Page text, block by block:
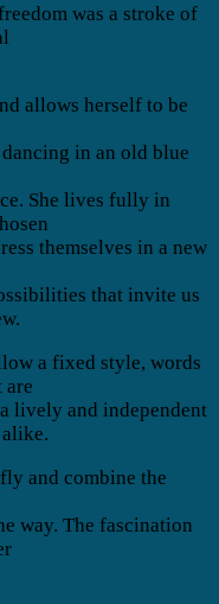
was a stroke of
allows herself to be
in an old blue
She lives fully in
themselves in a new
that invite us
a fixed style, words
are
lively and independent
and combine the
way. The fascination